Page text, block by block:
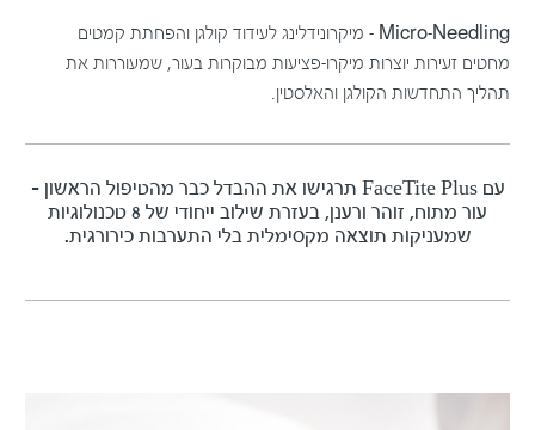
Micro-Needling – מיקרונידלינג לעידוד קולגן והפחתת קמטים
מחטים זעירות יוצרות מיקרו-פציעות מבוקרות בעור, שמעוררות את
תהליך התחדשות הקולגן והאלסטין.
עם FaceTite Plus תרגישו את ההבדל כבר מהטיפול הראשון –
עור מתוח, זוהר ורענן, בעזרת שילוב ייחודי של 8 טכנולוגיות
שמעניקות תוצאה מקסימלית בלי התערבות כירורגית.